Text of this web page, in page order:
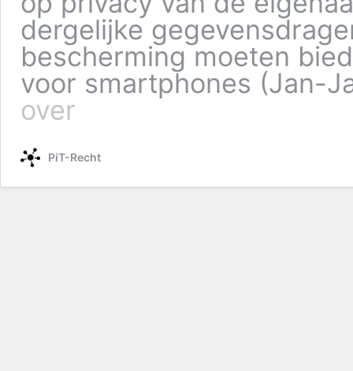
dergelijke
bescherming moeten
voor smartphones (Jan-
over
PiT-Recht